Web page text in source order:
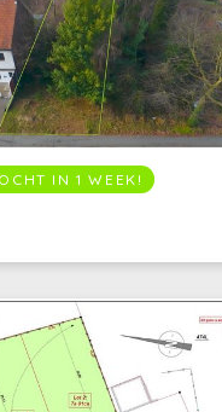
IN 1 WEEK!